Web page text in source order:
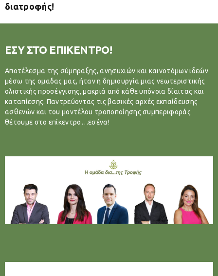
διατροφής!
ΕΣΥ ΣΤΟ ΕΠΙΚΕΝΤΡΟ!
Αποτέλεσμα της σύμπραξης, ανησυχιών και καινοτόμων ιδεών
μέσω της ομαδας μας, ήταν η δημιουργία μιας νεωτεριστικής
ολιστικής προσέγγισης, μακριά από κάθε υπόνοια δίαιτας και
καταπίεσης. Παντρεύοντας τις βασικές αρχές εκπαίδευσης
ασθενών και του μοντέλου τροποποίησης συμπεριφοράς
θέτουμε στο επίκεντρο…εσένα!